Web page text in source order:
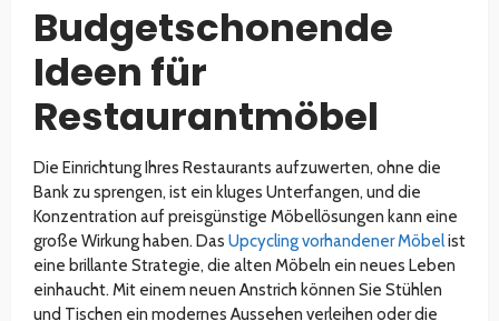
Budgetschonende
Ideen für
Restaurantmöbel
Die Einrichtung Ihres Restaurants aufzuwerten, ohne die
Bank zu sprengen, ist ein kluges Unterfangen, und die
Konzentration auf preisgünstige Möbellösungen kann eine
große Wirkung haben. Das Upcycling vorhandener Möbelist
eine brillante Strategie, die alten Möbeln ein neues Leben
einhaucht. Mit einem neuen Anstrich können Sie Stühlen
und Tischen ein modernes Aussehen verleihen oder die